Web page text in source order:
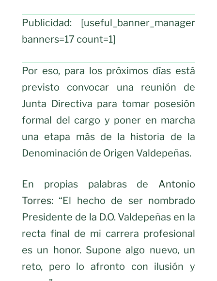
Publicidad: [useful_banner_manager
banners=17 count=1]
Por eso, para los próximos días está
previsto convocar una reunión de
Junta Directiva para tomar posesión
formal del cargo y poner en marcha
una etapa más de la historia de la
Denominación de Origen Valdepeñas.
En propias palabras de Antonio
Torres: “El hecho de ser nombrado
Presidente de la D.O. Valdepeñas en la
recta final de mi carrera profesional
es un honor. Supone algo nuevo, un
reto, pero lo afronto con ilusión y